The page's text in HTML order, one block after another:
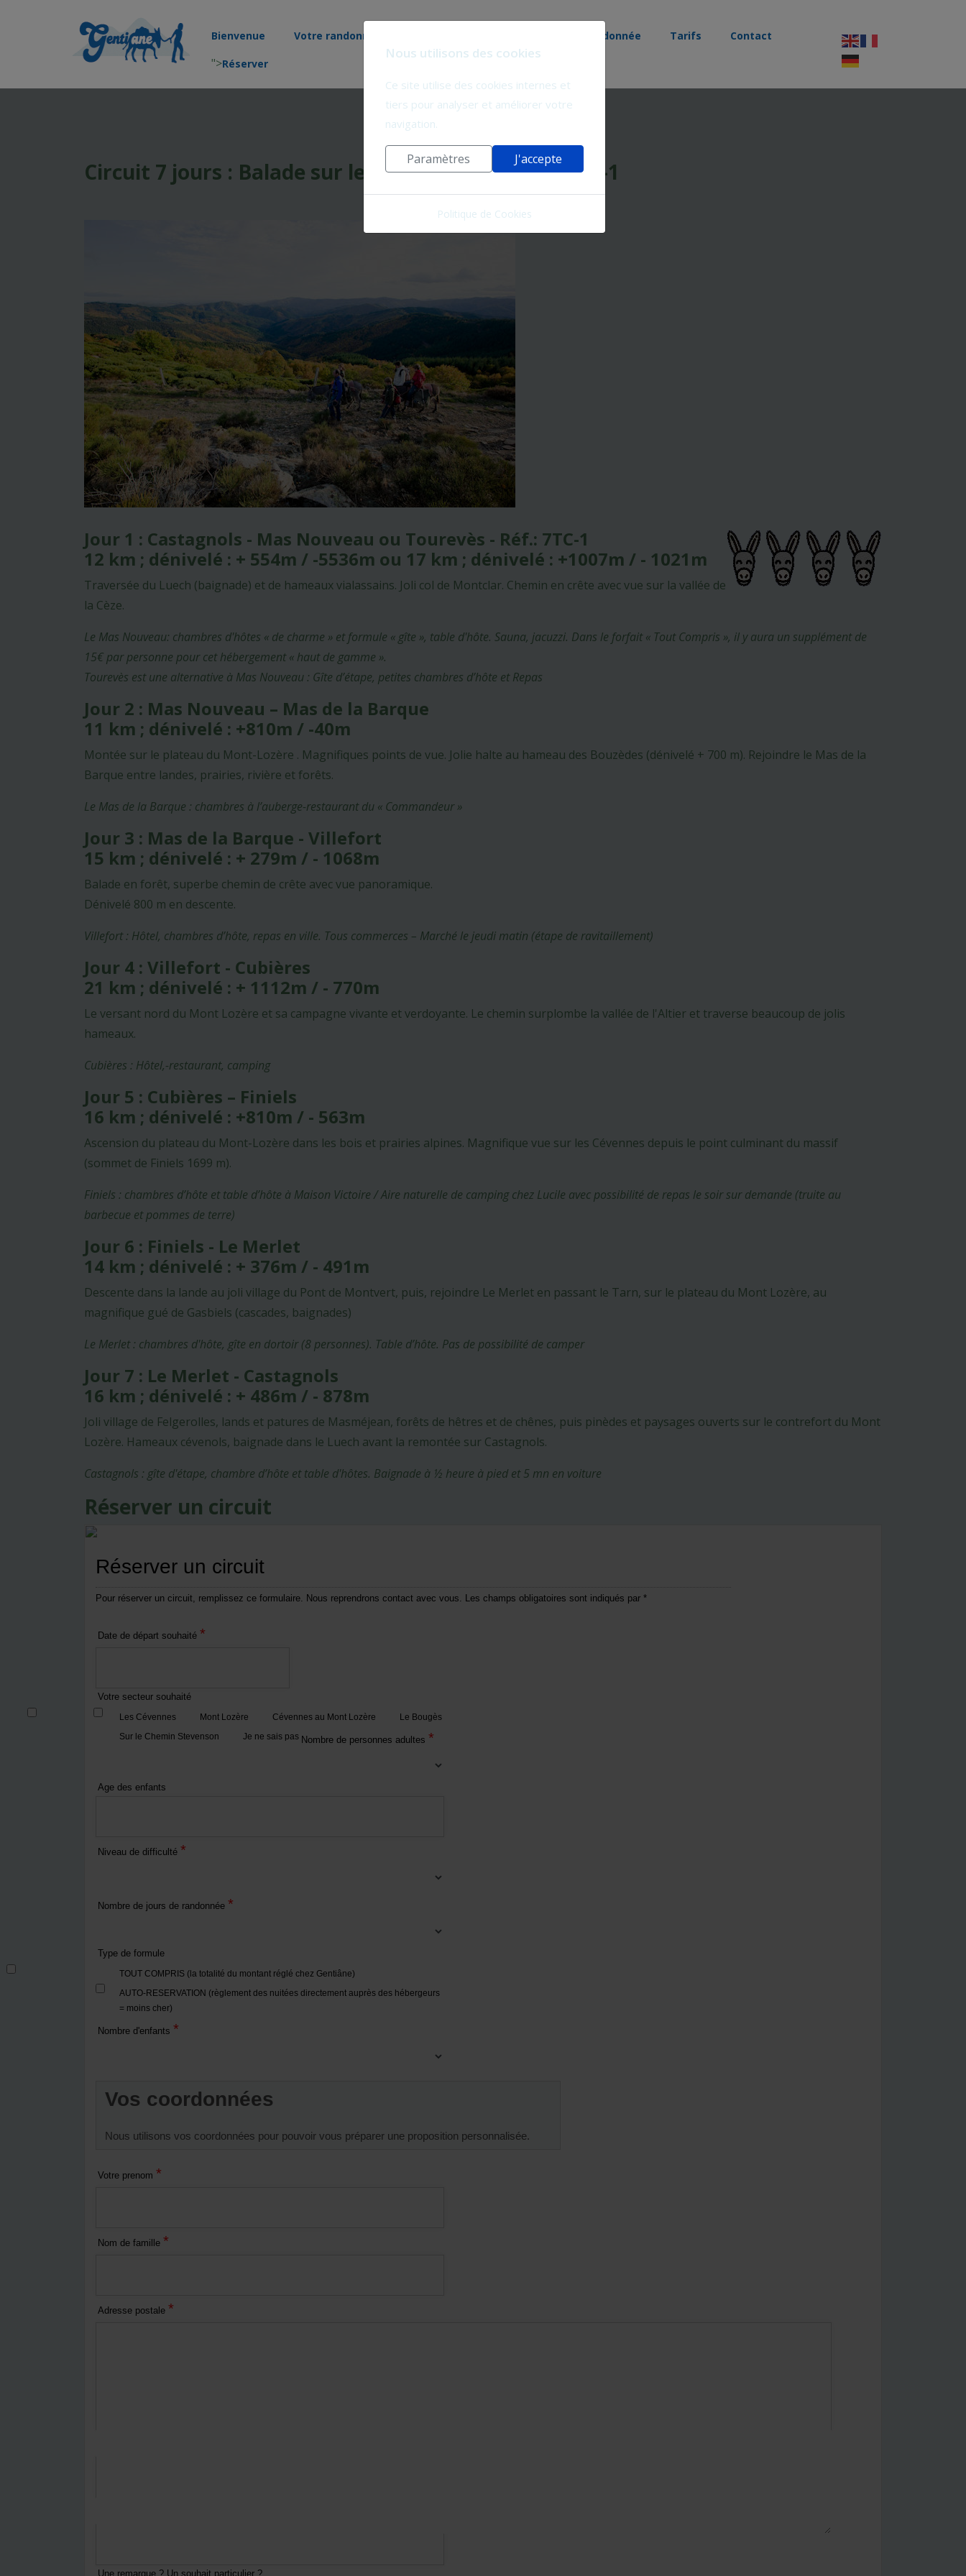
Bienvenue Votre randonnée Territoire de randonnée Tarifs Contact
">Réserver
Circuit 7 jours : Balade sur le Toit des Cévennes - 7TC-1
Jour 1 : Castagnols - Mas Nouveau ou Tourevès - Réf.: 7TC-1
12 km ; dénivelé : + 554m / -5536m ou 17 km ; dénivelé : +1007m / - 1021m
Traversée du Luech (baignade) et de hameaux vialassains. Joli col de Montclar. Chemin en crête avec vue sur la vallée de
la Cèze.
Le Mas Nouveau: chambres d'hôtes « de charme » et formule « gîte », table d'hôte. Sauna, jacuzzi. Dans le forfait « Tout Compris », il y aura un supplément de
15€ par personne pour cet hébergement « haut de gamme ».
Tourevès est une alternative à Mas Nouveau : Gîte d’étape, petites chambres d’hôte et Repas
Jour 2 : Mas Nouveau – Mas de la Barque
11 km ; dénivelé : +810m / -40m
Montée sur le plateau du Mont-Lozère . Magnifiques points de vue. Jolie halte au hameau des Bouzèdes (dénivelé + 700 m). Rejoindre le Mas de la
Barque entre landes, prairies, rivière et forêts.
Le Mas de la Barque : chambres à l’auberge-restaurant du « Commandeur »
Jour 3 : Mas de la Barque - Villefort
15 km ; dénivelé : + 279m / - 1068m
Balade en forêt, superbe chemin de crête avec vue panoramique.
Dénivelé 800 m en descente.
Villefort : Hôtel, chambres d’hôte, repas en ville. Tous commerces – Marché le jeudi matin (étape de ravitaillement)
Jour 4 : Villefort - Cubières
21 km ; dénivelé : + 1112m / - 770m
Le versant nord du Mont Lozère et sa campagne vivante et verdoyante. Le chemin surplombe la vallée de l'Altier et traverse beaucoup de jolis
hameaux.
Cubières : Hôtel,-restaurant, camping
Jour 5 : Cubières – Finiels
16 km ; dénivelé : +810m / - 563m
Ascension du plateau du Mont-Lozère dans les bois et prairies alpines. Magnifique vue sur les Cévennes depuis le point culminant du massif
(sommet de Finiels 1699 m).
Finiels : chambres d’hôte et table d’hôte à Maison Victoire / Aire naturelle de camping chez Lucile avec possibilité de repas le soir sur demande (truite au
barbecue et pommes de terre)
Jour 6 : Finiels - Le Merlet
14 km ; dénivelé : + 376m / - 491m
Descente dans la lande au joli village du Pont de Montvert, puis, rejoindre Le Merlet en passant le Tarn, sur le plateau du Mont Lozère, au
magnifique gué de Gasbiels (cascades, baignades)
Le Merlet : chambres d'hôte, gîte en dortoir (8 personnes). Table d’hôte. Pas de possibilité de camper
Jour 7 : Le Merlet - Castagnols
16 km ; dénivelé : + 486m / - 878m
Joli village de Felgerolles, lands et patures de Masméjean, forêts de hêtres et de chênes, puis pinèdes et paysages ouverts sur le contrefort du Mont
Lozère. Hameaux cévenols, baignade dans le Luech avant la remontée sur Castagnols.
Castagnols : gîte d'étape, chambre d’hôte et table d'hôtes. Baignade à ½ heure à pied et 5 mn en voiture
Réserver un circuit
Réserver un circuit
Pour réserver un circuit, remplissez ce formulaire. Nous reprendrons contact avec vous. Les champs obligatoires sont indiqués par *
Date de départ souhaité *
Votre secteur souhaité
Les Cévennes Mont Lozère Cévennes au Mont Lozère
Le Bougès
Sur le Chemin Stevenson
Je ne sais pas Nombre de personnes adultes *
Age des enfants
Niveau de difficulté *
Nombre de jours de randonnée *
Type de formule
TOUT COMPRIS (la totalité du montant réglé chez Gentiâne)
AUTO-RESERVATION (règlement des nuitées directement auprès des hébergeurs
= moins cher)
Nombre d'enfants *
Vos coordonnées
Nous utilisons vos coordonnées pour pouvoir vous préparer une proposition personnalisée.
Votre prenom *
Nom de famille *
Adresse postale *
Une remarque ? Un souhait particulier ?
Nous utilisons des cookies
Ce site utilise des cookies internes et
tiers pour analyser et améliorer votre
navigation.
Paramètres J'accepte
Politique de Cookies